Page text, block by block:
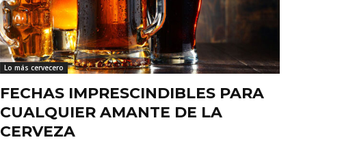
Lo más cervecero
FECHAS IMPRESCINDIBLES PARA
CUALQUIER AMANTE DE LA
CERVEZA